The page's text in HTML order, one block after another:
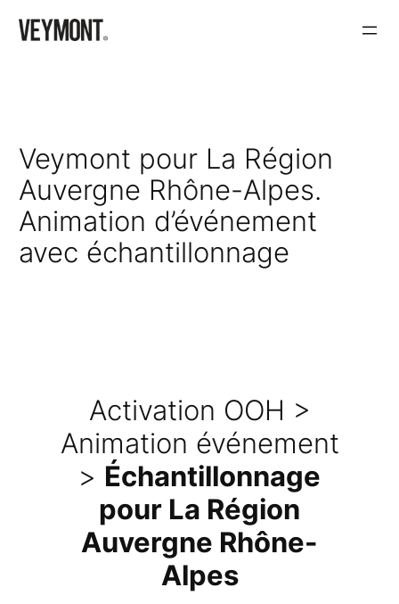
Aller
au
Veymont pour La Région
Auvergne Rhône-Alpes.
Animation d’événement
avec échantillonnage
Activation OOH >
Animation événement
> Échantillonnage
pour La Région
Auvergne Rhône-
Alpes